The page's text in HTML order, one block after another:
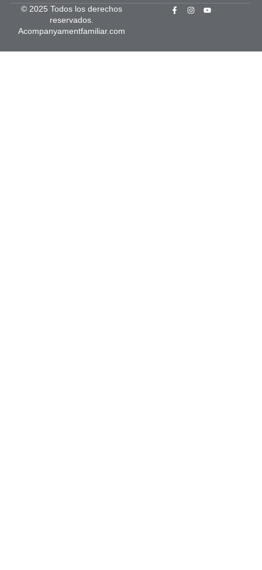
© 2025 Todos los derechos
reservados.
Acompanyamentfamiliar.com